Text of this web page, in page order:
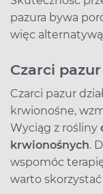
pazura bywa
więc
Czarci
Czarci pazur
krwionośne,
Wyciąg z rośliny
krwionośnych.
wspomóc
warto